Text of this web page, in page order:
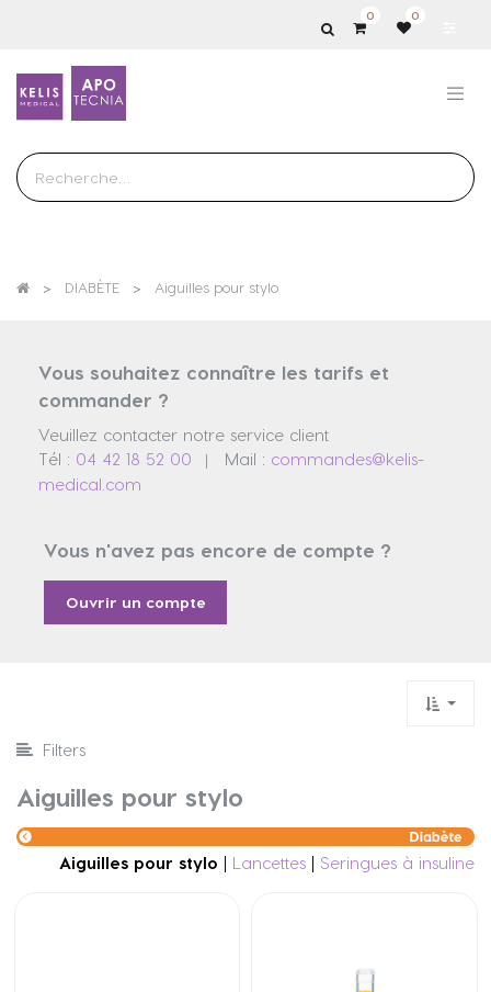
0 0
DIABÈTE Aiguilles pour stylo
Vous souhaitez connaître les tarifs et
commander ?
Veuillez contacter notre service client
Tél : 04 42 18 52 00 | Mail : commandes@kelis-
medical.com
Vous n'avez pas encore de compte ?
Ouvrir un compte
Filters
Aiguilles pour stylo
Aiguilles pour stylo | Lancettes | Seringues à insuline